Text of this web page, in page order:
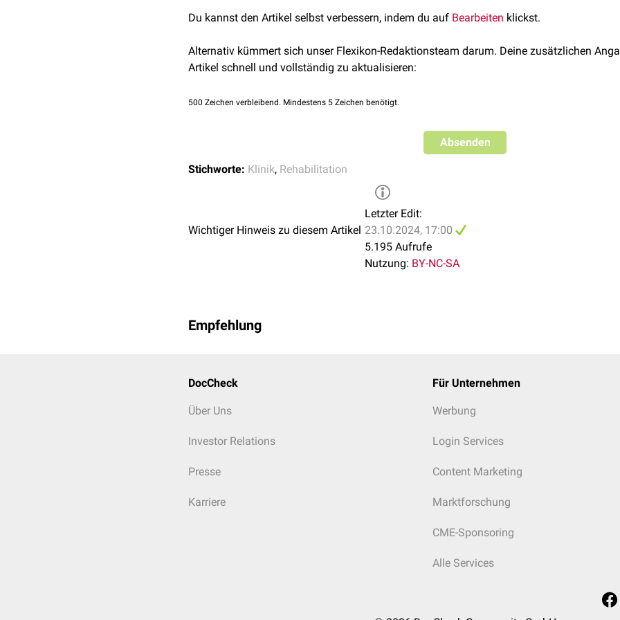
Psychologischeundsoziale Unterstützung
Unterstützung bei sozialen und beruflichen Fragen sowie Hilfe bei der Beantragung
Hilfsmitteln.
OrthopädischeRehakliniken: Spezialisierung auf die Rehabilitation nach
Kardiologische Rehakliniken: Behandlung von Patienten nach Herzinfarkten,
chronischenHerz-Kreislauf-Erkrankungen.
beineurodegenerativen Erkrankungen.
Rehakliniken: Rehabilitation von Patienten mit chronischen
oder nach Lungenoperationen.
Du kannst den Artikel selbst verbessern, indem du auf Bearbeiten klickst.
Alternativ kümmert sich unser Flexikon-Redaktionsteam darum. Deine zusätzlichen
Artikel schnell und vollständig zu aktualisieren:
500 Zeichen verbleibend. Mindestens 5 Zeichen benötigt.
Absenden
Stichworte: Klinik, Rehabilitation
Wichtiger Hinweis zu diesem Artikel
Letzter Edit:
23.10.2024, 17:00
5.195 Aufrufe
Nutzung: BY-NC-SA
Empfehlung
DocCheck
Über Uns
Investor Relations
Presse
Karriere
Für Unternehmen
Werbung
Login Services
Content Marketing
Marktforschung
CME-Sponsoring
Alle Services